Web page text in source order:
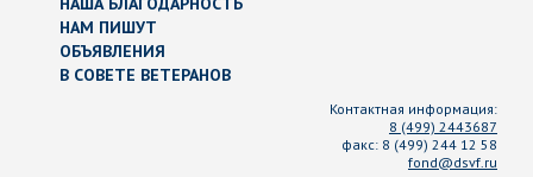
НАМ ПИШУТ
ОБЪЯВЛЕНИЯ
В СОВЕТЕ ВЕТЕРАНОВ
Контактная информация:
8 (499) 2443687
факс: 8 (499) 244 12 58
fond@dsvf.ru